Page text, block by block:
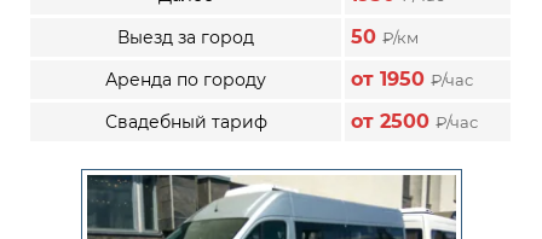
Выезд за город 50₽/км
Аренда по городу от 1950₽/час
Свадебный тариф от 2500₽/час